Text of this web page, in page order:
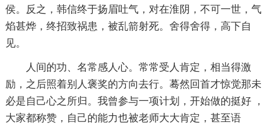
侯。反之，韩信终于扬眉吐气，对在淮阴，不可一世，气
焰甚烨，终招致祸患，被乱箭射死。舍得舍得，高下自
见。
人间的功、名常感人心。常常受人肯定，相当得激
励，之后照着别人褒奖的方向去行。蓦然回首才惊觉那未
必是自己心之所归。我曾参与一项计划，开始做的挺好 ，
大家都称赞，自己的能力也被老师大大肯定，甚至语